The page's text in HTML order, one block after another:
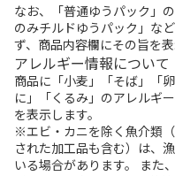
なお、「普通ゆうパック」
のみチルドゆうパック」な
ず、商品内容欄にその旨を表
アレルギー情報について
商品に「小麦」「そば」「
に」「くるみ」のアレルギ
を表示します。
※エビ・カニを除く魚介類
された加工品も含む）は、
いる場合があります。 また